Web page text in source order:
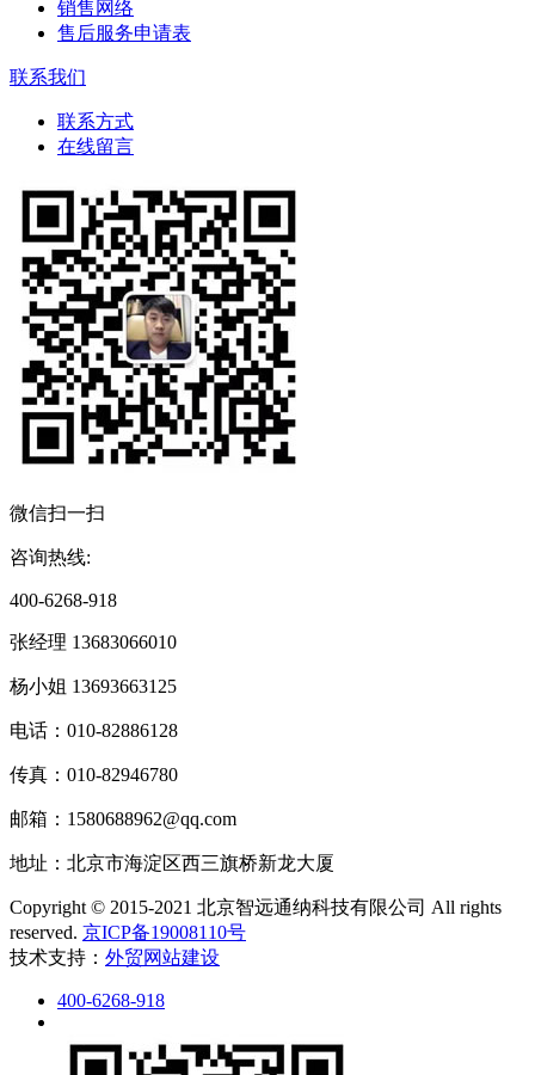
销售网络
售后服务申请表
联系我们
联系方式
在线留言
微信扫一扫
咨询热线:
400-6268-918
张经理 13683066010
杨小姐 13693663125
电话：010-82886128
传真：010-82946780
邮箱：1580688962@qq.com
地址：北京市海淀区西三旗桥新龙大厦
Copyright © 2015-2021 北京智远通纳科技有限公司 All rights
reserved. 京ICP备19008110号
技术支持： 外贸网站建设
400-6268-918